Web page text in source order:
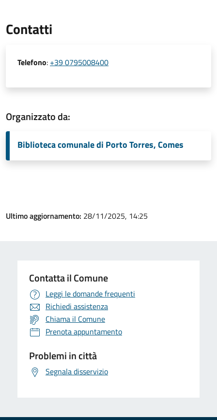
Contatti
Telefono: +39 0795008400
Organizzato da:
Biblioteca comunale di Porto Torres, Comes
Ultimo aggiornamento: 28/11/2025, 14:25
Contatta il Comune
Leggi le domande frequenti
Richiedi assistenza
Chiama il Comune
Prenota appuntamento
Problemi in città
Segnala disservizio